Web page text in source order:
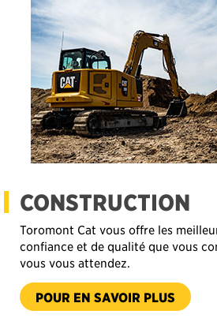
CONSTRUCTION
Toromont Cat vous offre les
confiance et de qualité que vous
vous vous attendez.
POUR EN SAVOIR PLUS